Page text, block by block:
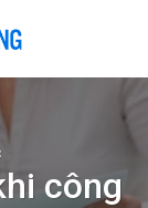
công